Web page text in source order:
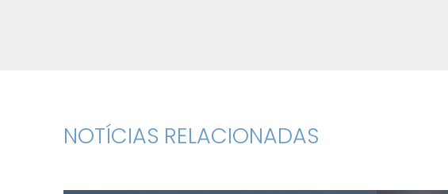
NOTÍCIAS RELACIONADAS